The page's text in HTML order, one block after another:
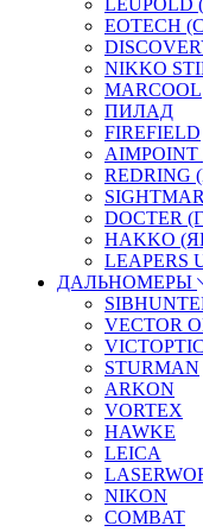
EOTECH
NIKKO
MARCOOL
ПИЛАД
FIREFIELD
DOCTER
HAKKO
LEAPERS
ДАЛЬНОМЕРЫ
VECTOR
STURMAN
ARKON
VORTEX
HAWKE
LEICA
NIKON
COMBAT